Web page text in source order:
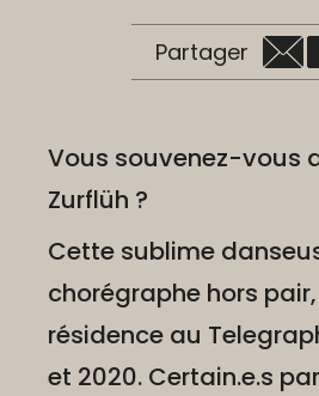
Partager
Vous souvenez-vous
Zurflüh ?
Cette sublime
chorégraphe hors
résidence au
et 2020. Certain.e.s